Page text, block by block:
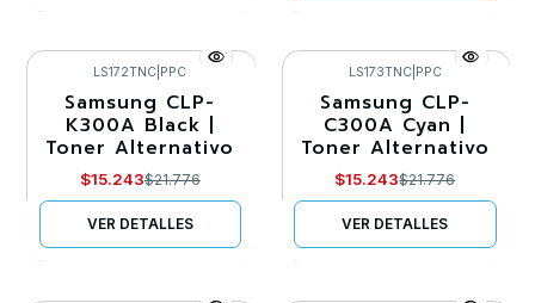
-30%
Agotado
LS172TNC PPC
Samsung CLP-
K300A Black |
Toner Alternativo
$15.243$21.776
VER DETALLES
-30%
Agotado
LS173TNC| PPC
Samsung CLP-
C300A Cyan |
Toner Alternativo
$15.243$21.776
VER DETALLES